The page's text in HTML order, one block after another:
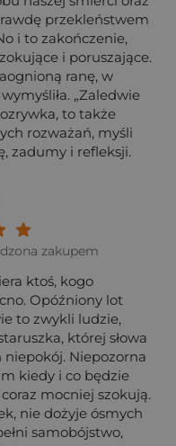
przekleństwem
i to zakończenie,
i poruszające.
ranę, w
„Zaledwie
to także
rozważań, myśli
zadumy i refleksji.
Twoja ocena:
ocena: Wybitna 9/
ocena: Rewelacyjna 8/
Bardzo dobra 7/10"
6/10"
5/10"
4/10"
10"
zakupem
ktoś, kogo
Opóźniony lot
to zwykli ludzie,
której słowa
niepokój. Niepozorna
kiedy i co będzie
mocniej szokują.
nie dożyje ósmych
samobójstwo,